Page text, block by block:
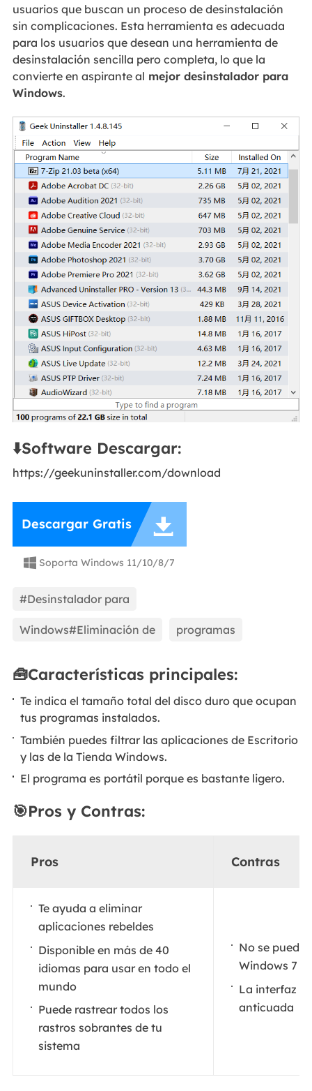
usuarios que buscan un proceso de desinstalación
sin complicaciones. Esta herramienta es adecuada
para los usuarios que desean una herramienta de
desinstalación sencilla pero completa, lo que la
convierte en aspirante al mejor desinstalador para
Windows.
⬇️Software Descargar:
https://geekuninstaller.com/download
Descargar Gratis 
 Soporta Windows 11/10/8/7
#Desinstalador para
Windows#Eliminación de programas
🧰Características principales:
Te indica el tamaño total del disco duro que ocupan
tus programas instalados.
También puedes filtrar las aplicaciones de Escritorio
y las de la Tienda Windows.
El programa es portátil porque es bastante ligero.
🎯Pros y Contras:
Pros Contras
Te ayuda a eliminar
aplicaciones rebeldes
Disponible en más de 40
idiomas para usar en todo el
mundo
Puede rastrear todos los
rastros sobrantes de tu
sistema
No se puede
Windows 7
La interfaz
anticuada